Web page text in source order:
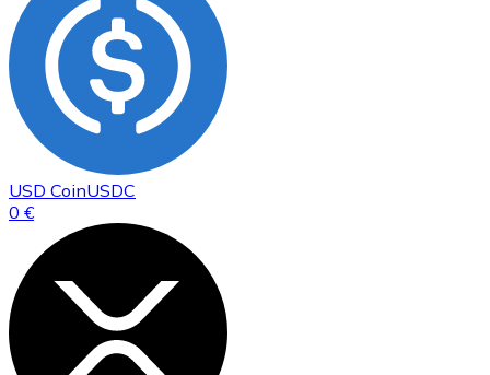
USD CoinUSDC
0 €